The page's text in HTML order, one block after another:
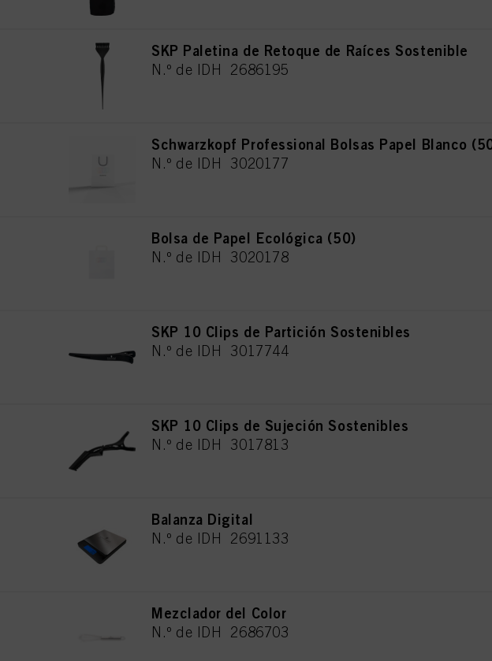
SKP Paletina de Retoque de Raíces Sostenible
N.º de IDH 2686195
Schwarzkopf Professional Bolsas Papel Blanco
N.º de IDH 3020177
Bolsa de Papel Ecológica (50)
N.º de IDH 3020178
SKP 10 Clips de Partición Sostenibles
N.º de IDH 3017744
SKP 10 Clips de Sujeción Sostenibles
N.º de IDH 3017813
Balanza Digital
N.º de IDH 2691133
Mezclador del Color
N.º de IDH 2686703